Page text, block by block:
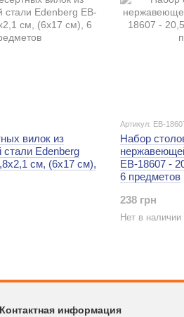
вилок из
Edenberg
см, (6x17 cм),
Артикул: EB-
Набор
EB-18607 -
6 предметов
238 грн
Нет в наличии
Контактная информация